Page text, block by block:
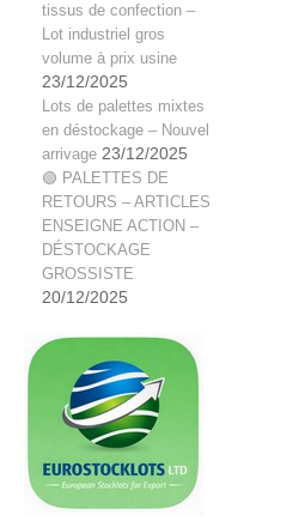
tissus de confection –
Lot industriel gros
volume à prix usine
23/12/2025
Lots de palettes mixtes
en déstockage – Nouvel
arrivage 23/12/2025
🟢 PALETTES DE
RETOURS – ARTICLES
ENSEIGNE ACTION –
DÉSTOCKAGE
GROSSISTE
20/12/2025